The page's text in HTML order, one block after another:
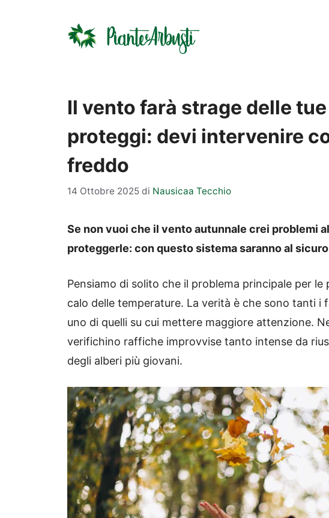
Il vento farà strage delle
proteggi: devi intervenire
freddo
14 Ottobre 2025 di Nausicaa Tecchio
Se non vuoi che il vento autunnale crei problemi
proteggerle: con questo sistema saranno al
Pensiamo di solito che il problema principale per
calo delle temperature. La verità è che sono tanti i
uno di quelli su cui mettere maggiore attenzione.
verifichino raffiche improvvise tanto intense da
degli alberi più giovani.